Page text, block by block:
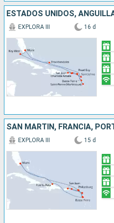
EXPLORA III 16 d
EXPLORA III 15 d